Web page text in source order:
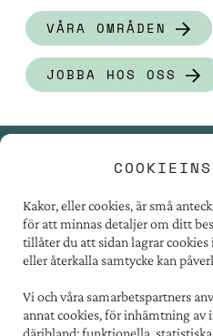
Kakor, eller cookies, är små
för att minnas detaljer om ditt
tillåter du att sidan lagrar
eller återkalla samtycke kan
Vi och våra samarbetspartners
annat cookies, för inhämtning
däribland: funktionella,
VÅRA OMRÅDEN
JOBBA HOS OSS
TILLGÄNGLIGHET
FÖR LEVERANTÖRER
PERSONUPPGIFTER
OM COOKIES